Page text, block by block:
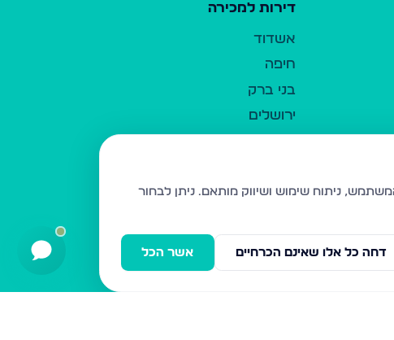
דירות למכירה
אשדוד
חיפה
בני ברק
ירושלים
בית שמש
ביתר עילית
ניתן לבחור
אשר הכל דחה כל אלו שאינם הכרחיים